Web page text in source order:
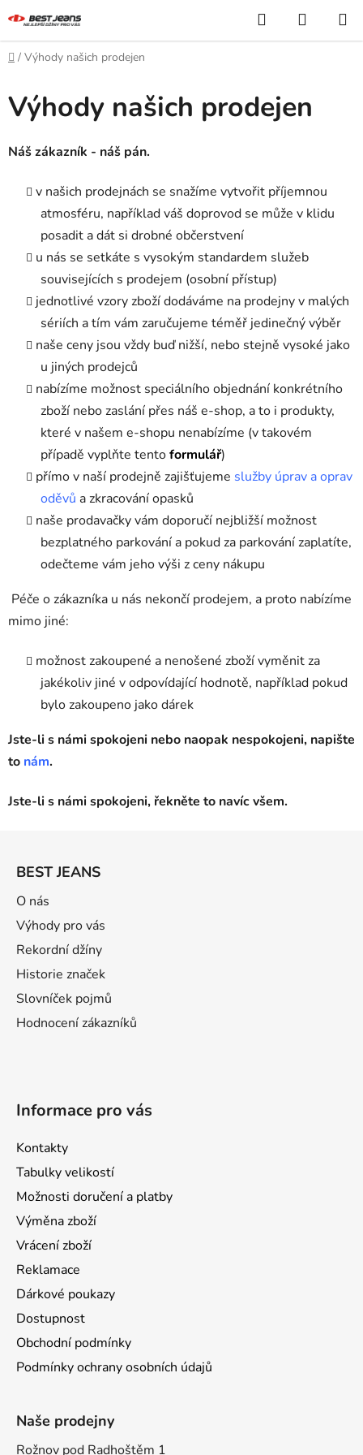
na
obsah
Hledat
KOŠÍK
Domů
/ Výhody našich prodejen
Výhody našich prodejen
Náš zákazník - náš pán.
v našich prodejnách se snažíme vytvořit příjemnou
atmosféru, například váš doprovod se může v klidu
posadit a dát si drobné občerstvení
u nás se setkáte s vysokým standardem služeb
souvisejících s prodejem (osobní přístup)
jednotlivé vzory zboží dodáváme na prodejny v malých
sériích a tím vám zaručujeme téměř jedinečný výběr
naše ceny jsou vždy buď nižší, nebo stejně vysoké jako
u jiných prodejců
nabízíme možnost speciálního objednání konkrétního
zboží nebo zaslání přes náš e-shop, a to i produkty,
které v našem e-shopu nenabízíme (v takovém
případě vyplňte tentoformulář)
přímo v naší prodejně zajišťujeme služby úprav a oprav
oděvů a zkracování opasků
naše prodavačky vám doporučí nejbližší možnost
bezplatného parkování a pokud za parkování zaplatíte,
odečteme vám jeho výši z ceny nákupu
Péče o zákazníka u nás nekončí prodejem, a proto nabízíme
mimo jiné:
možnost zakoupené a nenošené zboží vyměnit za
jakékoliv jiné v odpovídající hodnotě, například pokud
bylo zakoupeno jako dárek
Jste-li s námi spokojeni nebo naopak nespokojeni, napište
to nám.
Jste-li s námi spokojeni, řekněte to navíc všem.
BEST JEANS
O nás
Výhody pro vás
Rekordní džíny
Historie značek
Slovníček pojmů
Hodnocení zákazníků
Informace pro vás
Kontakty
Tabulky velikostí
Možnosti doručení a platby
Výměna zboží
Vrácení zboží
Reklamace
Dárkové poukazy
Dostupnost
Obchodní podmínky
Podmínky ochrany osobních údajů
Naše prodejny
Rožnov pod Radhoštěm 1